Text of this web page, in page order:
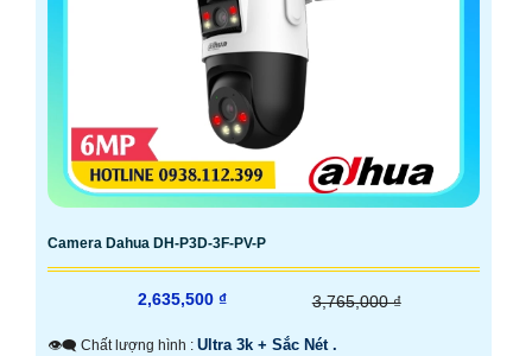
Camera Dahua DH-P3D-3F-PV-P
2,635,500 ₫ 3,765,000 ₫
👁️‍🗨 Chất lượng hình : Ultra 3k + Sắc Nét .